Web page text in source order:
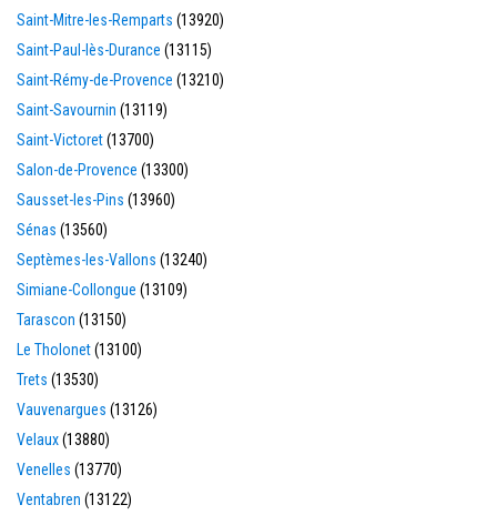
Saint-Mitre-les-Remparts (13920)
Saint-Paul-lès-Durance (13115)
Saint-Rémy-de-Provence (13210)
Saint-Savournin (13119)
Saint-Victoret(13700)
Salon-de-Provence (13300)
Sausset-les-Pins (13960)
Sénas (13560)
Septèmes-les-Vallons (13240)
Simiane-Collongue (13109)
Tarascon (13150)
Le Tholonet(13100)
Trets (13530)
Vauvenargues (13126)
Velaux(13880)
Venelles (13770)
Ventabren (13122)